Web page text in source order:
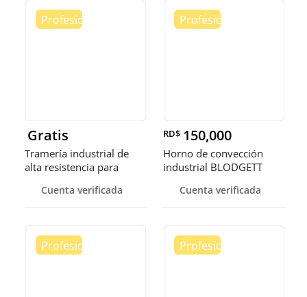
Gratis
Tramería industrial de
alta resistencia para
Cuenta verificada
RD$ 150,000
Horno de convección
industrial BLODGETT
Cuenta verificada